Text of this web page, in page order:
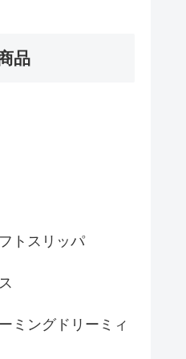
品
トスリッパ
ミングドリーミィ